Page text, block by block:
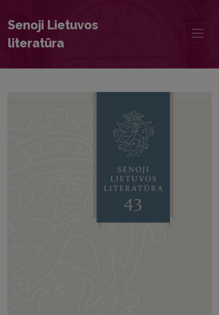
Senoji Lietuvos
literatūra